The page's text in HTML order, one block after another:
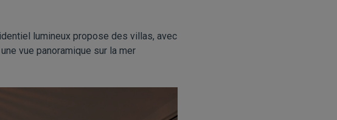
lumineux propose des villas, avec
vue panoramique sur la mer